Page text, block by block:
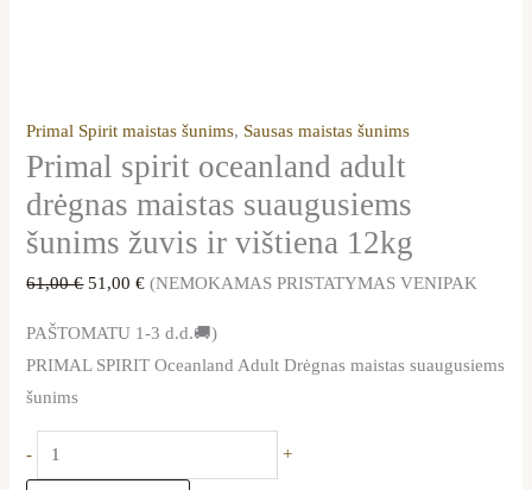
Primal Spirit maistas šunims, Sausas maistas šunims
Primal spirit oceanland adult
drėgnas maistas suaugusiems
šunims žuvis ir vištiena 12kg
61,00€ 51,00€ (NEMOKAMAS PRISTATYMAS VENIPAK
PAŠTOMATU 1-3 d.d.🚚)
PRIMAL SPIRIT Oceanland Adult Drėgnas maistas suaugusiems
šunims
- +